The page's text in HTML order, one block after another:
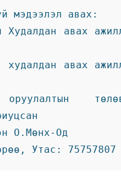
мэдээлэл авах:
Худалдан авах
худалдан авах
О.Мөнх-Од
Утас: 75757807